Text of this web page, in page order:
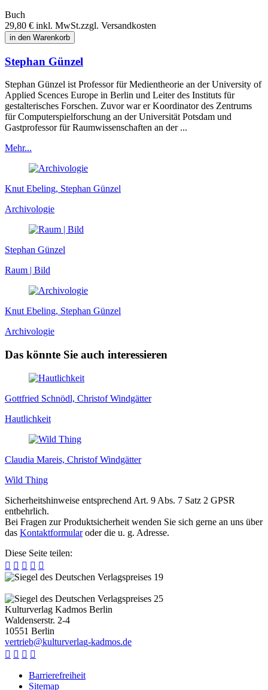
Buch
29,80 € inkl. MwSt.zzgl. Versandkosten
in den Warenkorb
Stephan Günzel
Stephan Günzel ist Professor für Medientheorie an der University of
Applied Scences Europe in Berlin und Leiter des Instituts für
gestalterisches Forschen. Zuvor war er Koordinator des Zentrums
für Computerspielforschung an der Universität Potsdam und
Gastprofessor für Raumwissenschaften an der ...
Mehr...
Knut Ebeling, Stephan Günzel
Archivologie
Stephan Günzel
Raum | Bild
Knut Ebeling, Stephan Günzel
Archivologie
Das könnte Sie auch interessieren
Gottfried Schnödl, Christof Windgätter
Hautlichkeit
Claudia Mareis, Christof Windgätter
Wild Thing
Sicherheitshinweise entsprechend Art. 9 Abs. 7 Satz 2 GPSR
entbehrlich.
Bei Fragen zur Produktsicherheit wenden Sie sich gerne an uns über
das Kontaktformularoder die u. g. Adresse.
Diese Seite teilen:
    
Kulturverlag Kadmos Berlin
Waldenserstr. 2-4
10551 Berlin
vertrieb@kulturverlag-kadmos.de
   
Barrierefreiheit
Sitemap